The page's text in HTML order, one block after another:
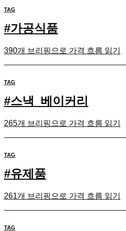
TAG
#가공식품
390개 브리핑으로 가격 흐름 읽기
TAG
#스낵_베이커리
265개 브리핑으로 가격 흐름 읽기
TAG
#유제품
261개 브리핑으로 가격 흐름 읽기
TAG